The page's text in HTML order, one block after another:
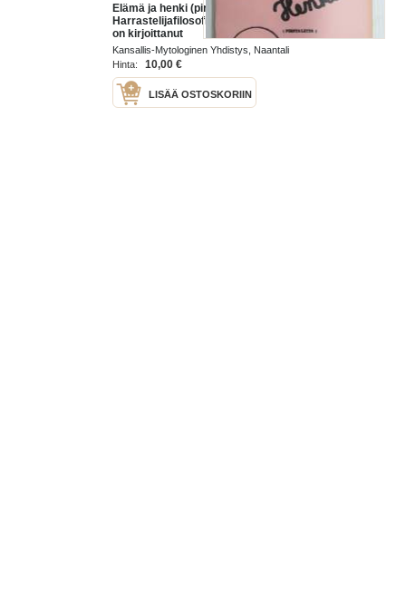
Elämä ja henki (pirstaleita) -
Harrastelijafilosofi Tarmo Jokinen
on kirjoittanut
elämänkokemuksiensa perusteella
-Pekka Siitoin tuotantoa
Kansallis-Mytologinen Yhdistys, Naantali
1983
Hinta: 10,00 €
LISÄÄ OSTOSKORIIN